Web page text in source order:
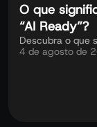
O que
“AI Ready”?
Descubra o que
4 de agosto de